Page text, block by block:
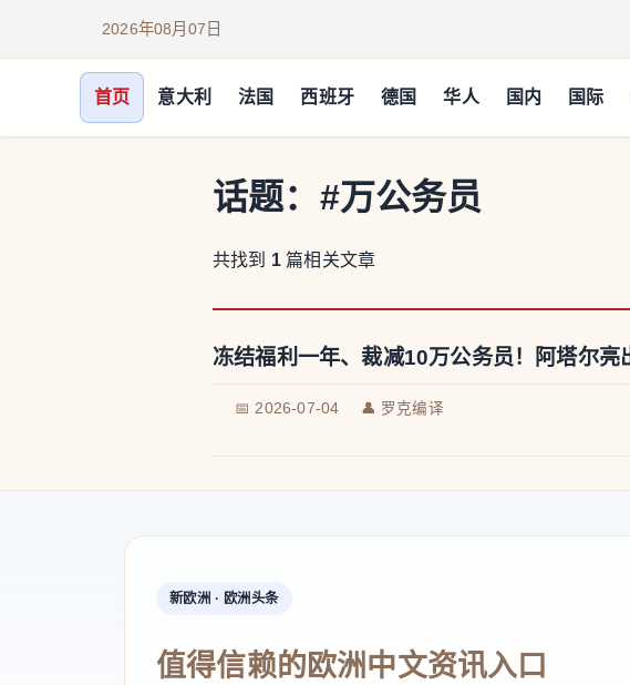
2026年08月07日
首页 意大利 法国 西班牙 德国 华人 国内 国际
话题： #万公务员
共找到 1 篇相关文章
冻结福利一年、裁减10万公务员！阿塔尔亮
📅 2026-07-04 👤 罗克编译
新欧洲 · 欧洲头条
值得信赖的欧洲中文资讯入口